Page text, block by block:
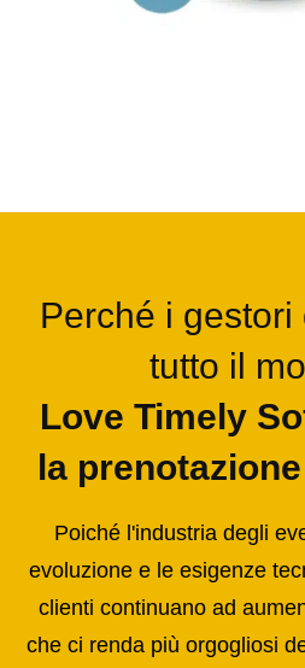
Perché i gestori
tutto il
Love Timely
la
Poiché l'industria degli
evoluzione e le esigenze
clienti continuano ad
che ci renda più orgogliosi